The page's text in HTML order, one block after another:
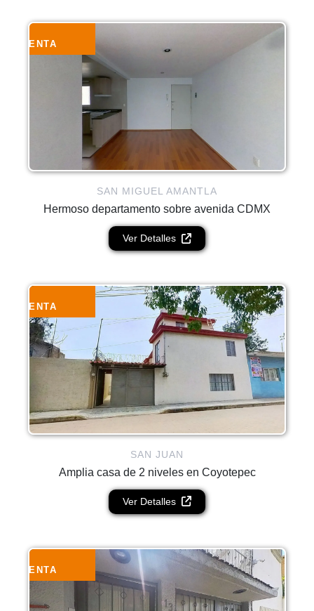
VENTA
SAN MIGUEL AMANTLA
Hermoso departamento sobre avenida CDMX
Ver Detalles
RENTA
SAN JUAN
Amplia casa de 2 niveles en Coyotepec
Ver Detalles
RENTA